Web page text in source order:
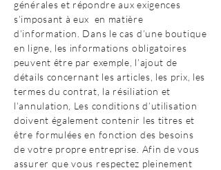
générales et répondre aux exigences
s’imposant à eux en matière
d’information. Dans le cas d’une boutique
en ligne, les informations obligatoires
peuvent être par exemple, l’ajout de
détails concernant les articles, les prix, les
termes du contrat, la résiliation et
l’annulation, Les conditions d’utilisation
doivent également contenir les titres et
être formulées en fonction des besoins
de votre propre entreprise. Afin de vous
assurer que vous respectez pleinement